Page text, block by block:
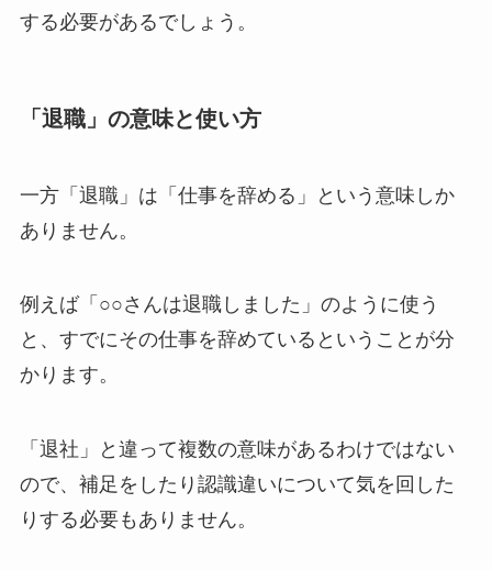
する必要があるでしょう。
「退職」の意味と使い方
一方「退職」は「仕事を辞める」という意味しか
ありません。
例えば「○○さんは退職しました」のように使う
と、すでにその仕事を辞めているということが分
かります。
「退社」と違って複数の意味があるわけではない
ので、補足をしたり認識違いについて気を回した
りする必要もありません。